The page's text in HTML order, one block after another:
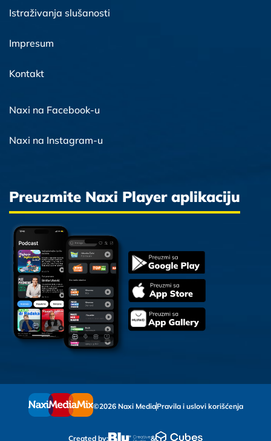
Istraživanja slušanosti
Impresum
Kontakt
Naxi na Facebook-u
Naxi na Instagram-u
Preuzmite Naxi Player aplikaciju
©2026 Naxi MediaPravila i uslovi korišćenja
Created by: &